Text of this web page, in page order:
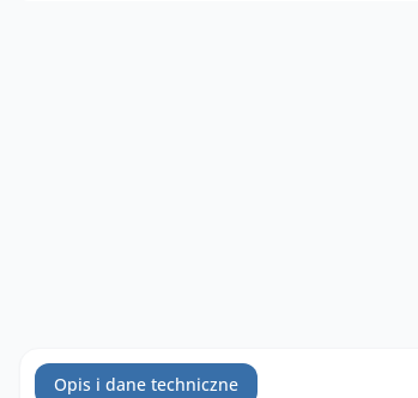
Opis i dane techniczne